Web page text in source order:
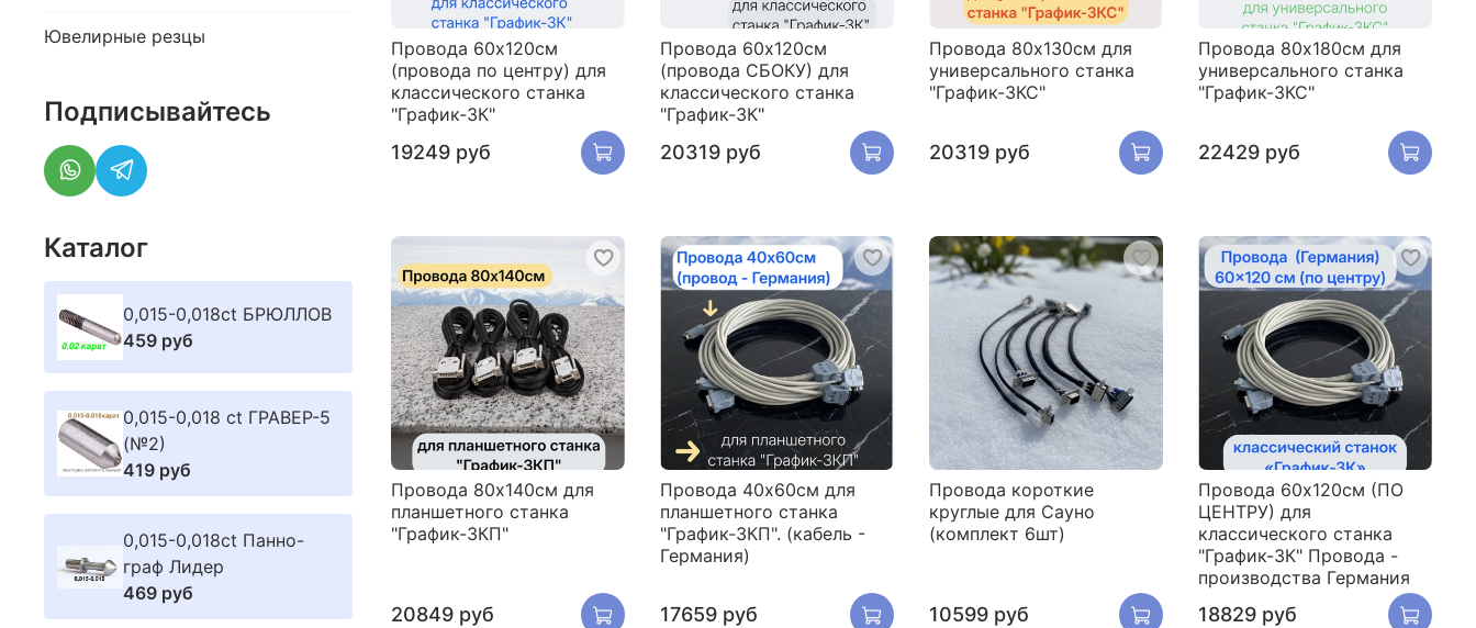
Провода 60х120см
(провода по центру) для
классического станка
"График-3К"
19249 руб
Провода 60х120см
(провода СБОКУ) для
классического станка
"График-3К"
20319 руб
Провода 80х130см для
универсального станка
"График-3КС"
20319 руб
Провода 80х180см для
универсального станка
"График-3КС"
22429 руб
Провода 80х140см для
планшетного станка
"График-3КП"
20849 руб
Провода 40х60см для
планшетного станка
"График-3КП". (кабель -
Германия)
17659 руб
Провода короткие
круглые для Сауно
(комплект 6шт)
10599 руб
Провода 60х120см (ПО
ЦЕНТРУ) для
классического станка
"График-3К" Провода -
производства Германия
18829 руб
Ювелирные резцы
Подписывайтесь
Каталог
0,015-0,018ct БРЮЛЛОВ
459 руб
0,015-0,018 ct ГРАВЕР-5
(№2)
419 руб
0,015-0,018ct Панно-
граф Лидер
469 руб